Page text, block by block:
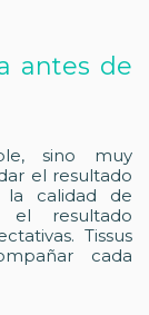
antes de
sino muy
el resultado
la calidad de
resultado
Tissus
cada